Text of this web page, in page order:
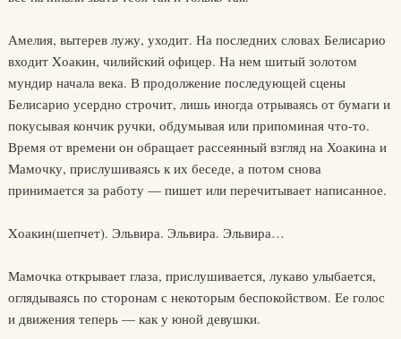
Амелия, вытерев лужу, уходит. На последних словах Белисарио
входит Xоакин, чилийский офицер. На нем шитый золотом
мундир начала века. В продолжение последующей сцены
Белисарио усердно строчит, лишь иногда отрываясь от бумаги и
покусывая кончик ручки, обдумывая или припоминая что-то.
Время от времени он обращает рассеянный взгляд на Хоакина и
Мамочку, прислушиваясь к их беседе, а потом снова
принимается за работу — пишет или перечитывает написанное.
Xоакин(шепчет). Эльвира. Эльвира. Эльвира…
Мамочка открывает глаза, прислушивается, лукаво улыбается,
оглядываясь по сторонам с некоторым беспокойством. Ее голос
и движения теперь — как у юной девушки.